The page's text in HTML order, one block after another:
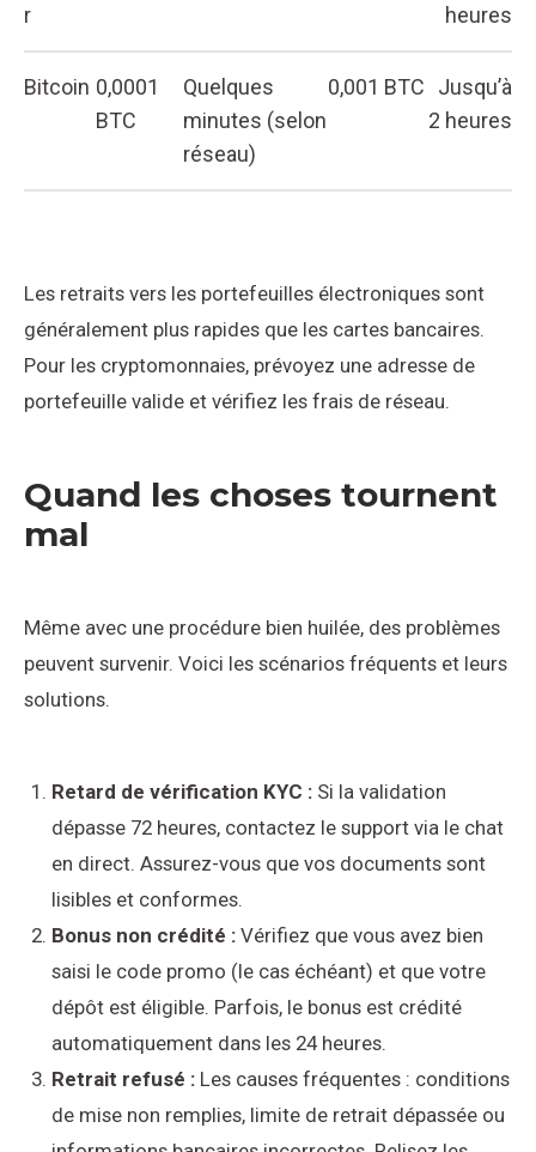
r
heures
Bitcoin 0,0001
BTC
Quelques
minutes (selon
réseau)
0,001 BTC
Jusqu’à
2 heures
Les retraits vers les portefeuilles électroniques sont
généralement plus rapides que les cartes bancaires.
Pour les cryptomonnaies, prévoyez une adresse de
portefeuille valide et vérifiez les frais de réseau.
Quand les choses tournent
mal
Même avec une procédure bien huilée, des problèmes
peuvent survenir. Voici les scénarios fréquents et leurs
solutions.
Retard de vérification KYC : Si la validation
dépasse 72 heures, contactez le support via le chat
en direct. Assurez-vous que vos documents sont
lisibles et conformes.
Bonus non crédité : Vérifiez que vous avez bien
saisi le code promo (le cas échéant) et que votre
dépôt est éligible. Parfois, le bonus est crédité
automatiquement dans les 24 heures.
Retrait refusé : Les causes fréquentes : conditions
de mise non remplies, limite de retrait dépassée ou